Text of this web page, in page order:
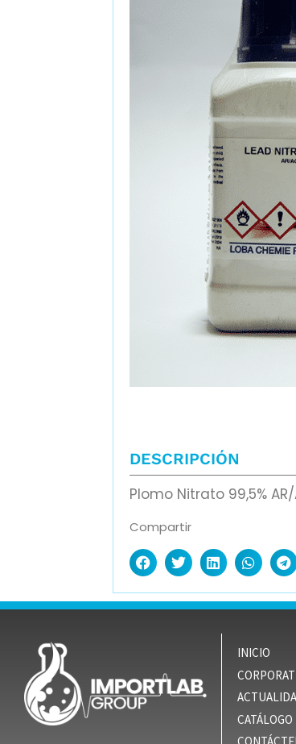
DESCRIPCIÓN
Plomo Nitrato 99,5% AR/
Compartir
INICIO
CATÁLOGO